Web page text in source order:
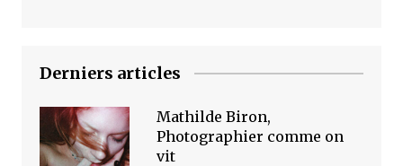
Derniers articles
Mathilde Biron,
Photographier comme on
vit